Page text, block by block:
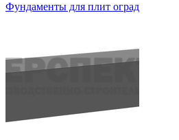
Фундаменты для плит оград